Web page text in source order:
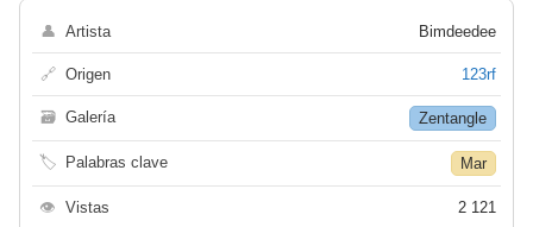
👤 Artista Bimdeedee
🔗 Origen 123rf
🗃 Galería Zentangle
🏷 Palabras clave Mar
👁 Vistas 2 121